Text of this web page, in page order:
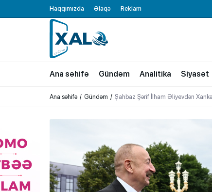
Haqqımızda Əlaqə Reklam
XALQ.ONLINE
ONLAYN PLATFORMA
Ana səhifə Gündəm Analitika Siyasət
Ana səhifə Gündəm Şahbaz Şərif İlham Əliyevdən